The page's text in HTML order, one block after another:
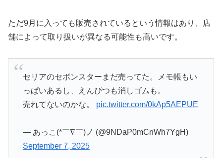
ただ9月に入っても販売されているという情報はあり、店
舗によって取り扱いが異なる可能性も高いです。
セリアのセボンスターまだ売ってた。メモ帳もい
っぱいあるし、えんぴつも消しゴムも。
売れてないのかな。 pic.twitter.com/0kAp5AEPUE
— あっこ(*￣∇￣)ノ (@9NDaP0mCnWh7YgH)
September 7, 2025